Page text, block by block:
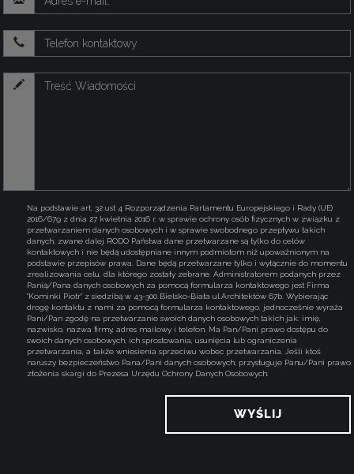
Na podstawie art. 32 ust 4 Rozporządzenia Parlamentu Europejskiego i Rady (UE)
2016/679 z dnia 27 kwietnia 2016 r. w sprawie ochrony osób fizycznych w związku z
przetwarzaniem danych osobowych i w sprawie swobodnego przepływu takich
danych, zwane dalej RODO Państwa dane przetwarzane są tylko do celów
kontaktowych i nie będą udostępniane innym podmiotom niż upoważnionym na
podstawie przepisów prawa. Dane będą przetwarzane tylko i wyłącznie do momentu
zrealizowania celu, dla którego zostały zebrane. Administratorem podanych przez
Panią/Pana danych osobowych za pomocą formularza kontaktowego jest Firma
"Kominki Piotr" z siedzibą w 43-300 Bielsko-Biała ul.Architektów 67b. Wybierając
drogę kontaktu z nami za pomocą formularza kontaktowego, jednocześnie wyraża
Pani/Pan zgodę na przetwarzanie swoich danych osobowych takich jak: imię,
nazwisko, nazwa firmy, adres mailowy i telefon. Ma Pan/Pani prawo dostępu do
swoich danych osobowych, ich sprostowania, usunięcia lub ograniczenia
przetwarzania, a także wniesienia sprzeciwu wobec przetwarzania. Jeśli ktoś
naruszy bezpieczeństwo Pana/Pani danych osobowych, przysługuje Panu/Pani prawo
złożenia skargi do Prezesa Urzędu Ochrony Danych Osobowych.
WYŚLIJ